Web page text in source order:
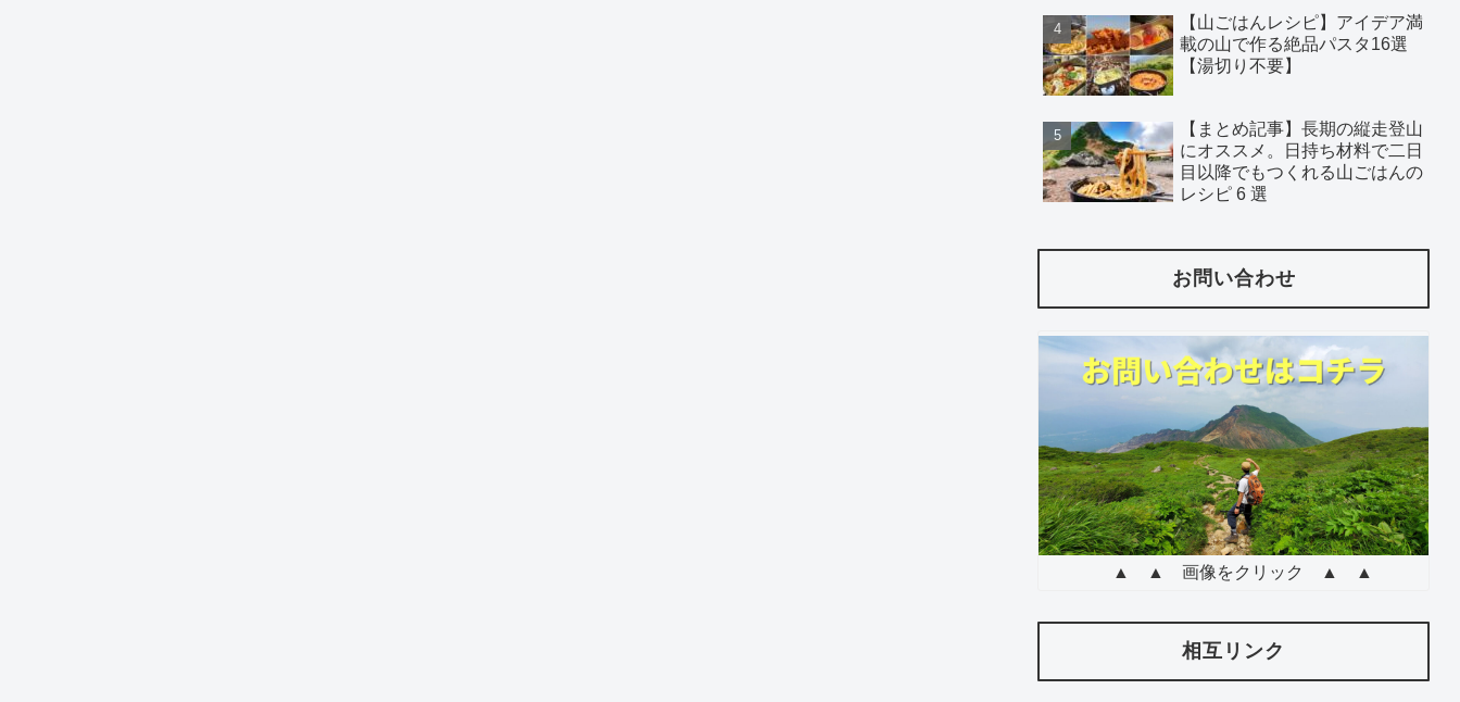
【山ごはんレシピ】アイデア満
載の山で作る絶品パスタ16選
【湯切り不要】
【まとめ記事】長期の縦走登山
にオススメ。日持ち材料で二日
目以降でもつくれる山ごはんの
レシピ 6 選
お問い合わせ
▲ ▲ 画像をクリック ▲ ▲
相互リンク